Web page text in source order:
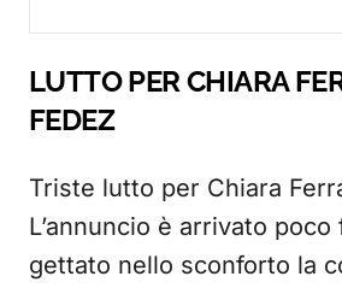
LUTTO PER CHIARA
FEDEZ
Triste lutto per Chiara
L’annuncio è arrivato poco
gettato nello sconforto la